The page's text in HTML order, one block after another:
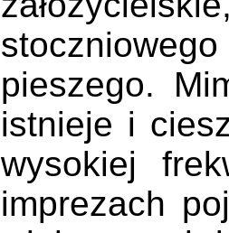
pieszego.
istnieje i
wysokiej
imprezach